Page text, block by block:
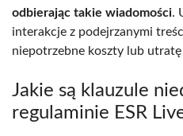
odbierając takie wiadomości.
interakcje z podejrzanymi
niepotrzebne koszty lub utratę
Jakie są klauzule
regulaminie ESR